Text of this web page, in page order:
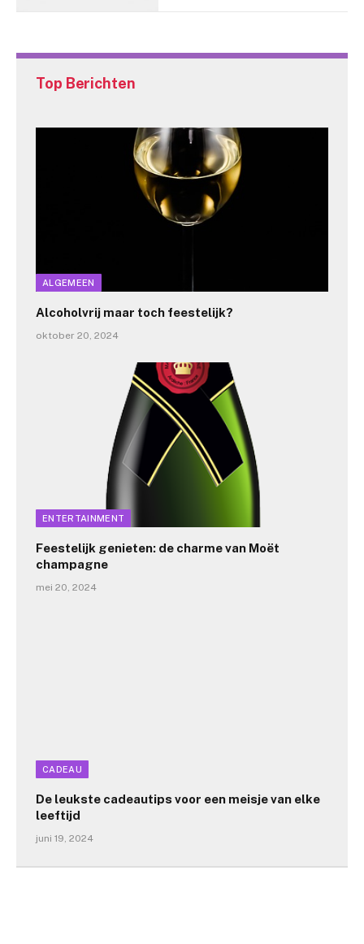
Top Berichten
ALGEMEEN
Alcoholvrij maar toch feestelijk?
oktober 20, 2024
ENTERTAINMENT
Feestelijk genieten: de charme van Moët
champagne
mei 20, 2024
CADEAU
De leukste cadeautips voor een meisje van elke
leeftijd
juni 19, 2024